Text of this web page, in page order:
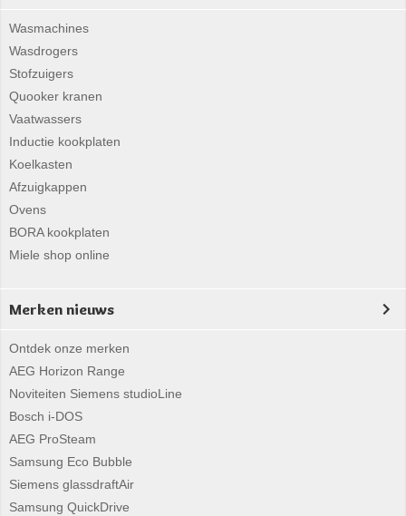
Wasmachines
Wasdrogers
Stofzuigers
Quooker kranen
Vaatwassers
Inductie kookplaten
Koelkasten
Afzuigkappen
Ovens
BORA kookplaten
Miele shop online
Merken nieuws
Ontdek onze merken
AEG Horizon Range
Noviteiten Siemens studioLine
Bosch i-DOS
AEG ProSteam
Samsung Eco Bubble
Siemens glassdraftAir
Samsung QuickDrive